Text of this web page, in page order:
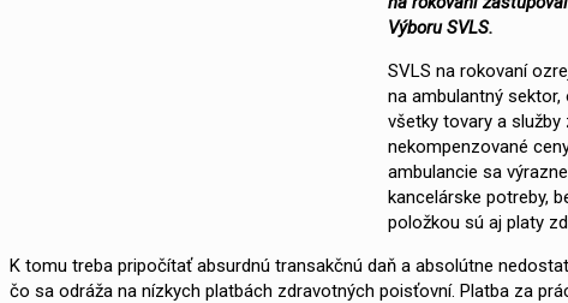
Výboru SVLS.
SVLS na rokovaní
na ambulantný sektor,
všetky tovary a služby
nekompenzované
ambulancie sa
kancelárske potreby,
položkou sú aj platy
K tomu treba pripočítať absurdnú transakčnú daň a absolútne
čo sa odráža na nízkych platbách zdravotných poisťovní. Platba za